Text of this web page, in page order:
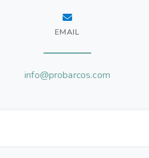
EMAIL
info@probarcos.com